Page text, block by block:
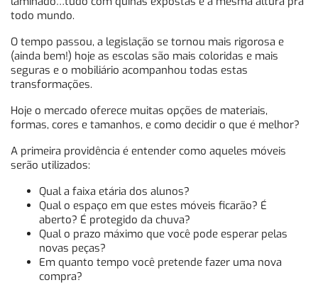
todo mundo.
O tempo passou, a legislação se tornou mais rigorosa e
(ainda bem!) hoje as escolas são mais coloridas e mais
seguras e o mobiliário acompanhou todas estas
transformações.
Hoje o mercado oferece muitas opções de materiais,
formas, cores e tamanhos, e como decidir o que é melhor?
A primeira providência é entender como aqueles móveis
serão utilizados:
Qual a faixa etária dos alunos?
Qual o espaço em que estes móveis ficarão? É
aberto? É protegido da chuva?
Qual o prazo máximo que você pode esperar pelas
novas peças?
Em quanto tempo você pretende fazer uma nova
compra?